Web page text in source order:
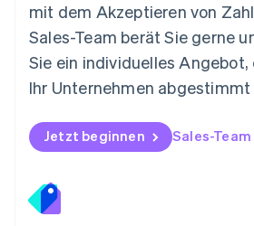
mit dem Akzeptieren von
Sales-Team berät Sie gerne
Sie ein individuelles Angebot,
Ihr Unternehmen abgestimmt
Jetzt beginnen Sales-
Polen
English
Portugal
Português English
Rumänien
Schweden
Svenska English
Deutsch
Singapur
English